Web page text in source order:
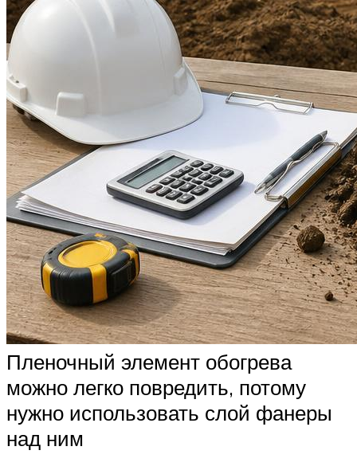
Пленочный элемент обогрева
можно легко повредить, потому
нужно использовать слой фанеры
над ним